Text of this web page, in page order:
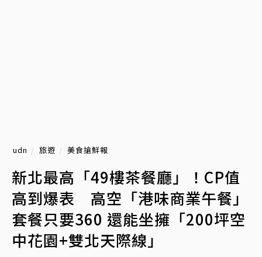
udn 旅遊 美食搶鮮報
新北最高「49樓茶餐廳」！CP值
高到爆表 高空「港味商業午餐」
套餐只要360 還能坐擁「200坪空
中花園+雙北天際線」